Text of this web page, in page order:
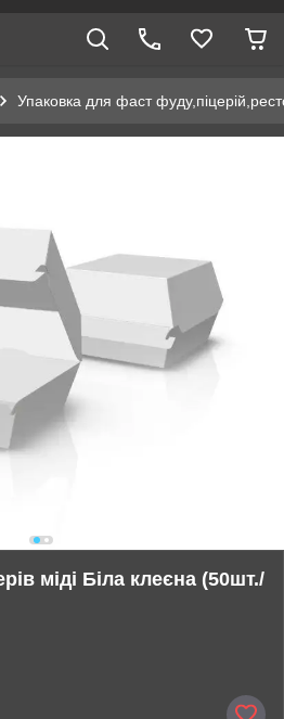
Упаковка для фаст
міді Біла клеєна (50шт./